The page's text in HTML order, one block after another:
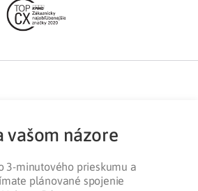
Ochrana osobných údajov
vašom názore
3-minutového prieskumu a
plánované spojenie